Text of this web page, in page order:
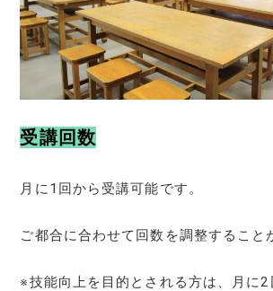
受講回数
月に1回から受講可能です。
ご都合に合わせて回数を調整すること
※技能向上を目的とされる方は、月に2